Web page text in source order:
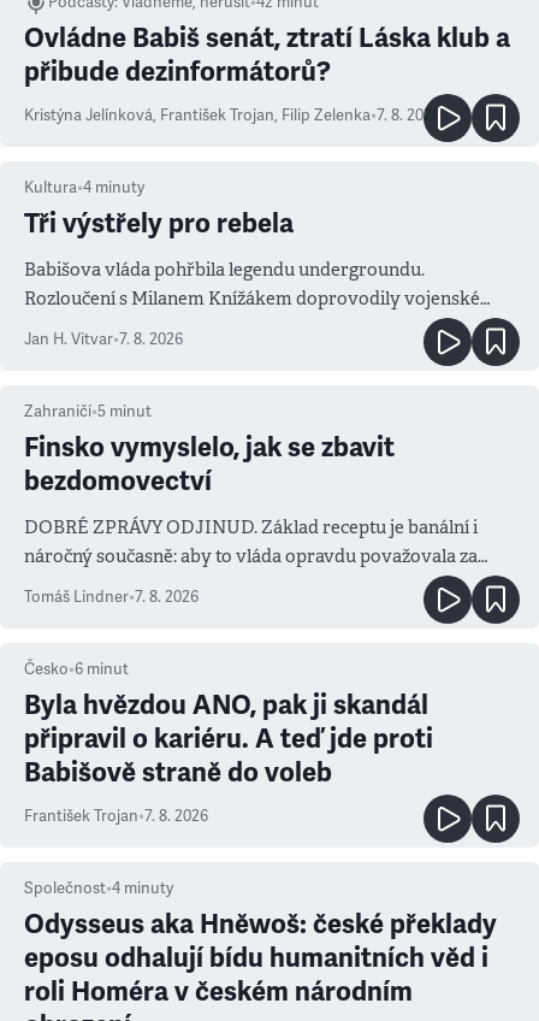
Ovládne Babiš senát, ztratí Láska klub a
přibude dezinformátorů?
Kristýna Jelínková, František Trojan, Filip Zelenka•7. 8. 2026
Kultura•4 minuty
Tři výstřely pro rebela
Babišova vláda pohřbila legendu undergroundu.
Rozloučení s Milanem Knížákem doprovodily vojenské
salvy i kritika pokrokářů
Jan H. Vitvar•7. 8. 2026
Zahraničí•5 minut
Finsko vymyslelo, jak se zbavit
bezdomovectví
DOBRÉ ZPRÁVY ODJINUD. Základ receptu je banální i
náročný současně: aby to vláda opravdu považovala za
prioritu
Tomáš Lindner•7. 8. 2026
Česko•6 minut
Byla hvězdou ANO, pak ji skandál
připravil o kariéru. A teď jde proti
Babišově straně do voleb
František Trojan•7. 8. 2026
Společnost•4 minuty
Odysseus aka Hněwoš: české překlady
eposu odhalují bídu humanitních věd i
roli Homéra v českém národním